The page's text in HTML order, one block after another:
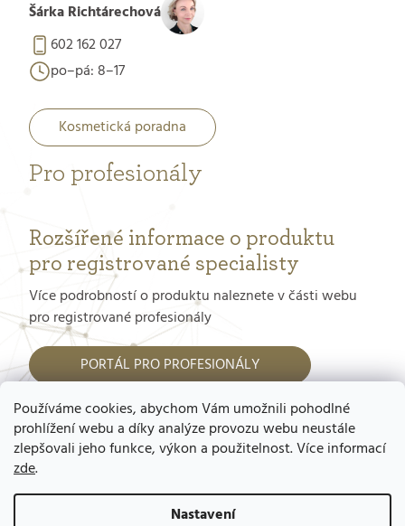
Používáme cookies, abychom Vám umožnili pohodlné
prohlížení webu a díky analýze provozu webu neustále
zlepšovali jeho funkce, výkon a použitelnost. Více informací
zde.
Nastavení
Šárka Richtárechová
602 162 027
po–pá: 8–17
Kosmetická poradna
Pro profesionály
Rozšířené informace o produktu
pro registrované specialisty
Více podrobností o produktu naleznete v části webu
pro registrované profesionály
PORTÁL PRO PROFESIONÁLY
Jak dostat přístup do tohoto portálu?